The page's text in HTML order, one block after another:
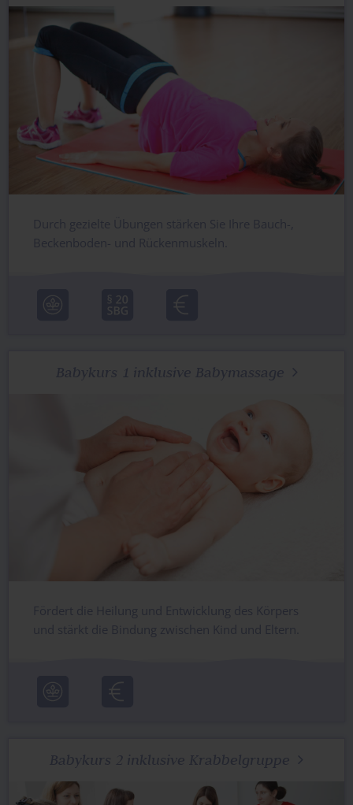
Durch gezielte Übungen stärken Sie Ihre Bauch-,
Beckenboden- und Rückenmuskeln.
Babykurs 1 inklusive Babymassage 
Fördert die Heilung und Entwicklung des Körpers
und stärkt die Bindung zwischen Kind und Eltern.
Babykurs 2 inklusive Krabbelgruppe 